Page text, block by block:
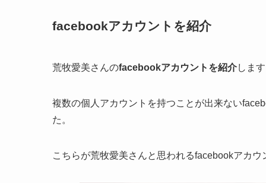
facebookアカウントを紹介
荒牧愛美さんのfacebookアカウントを紹介しま
複数の個人アカウントを持つことが出来ない
た。
こちらが荒牧愛美さんと思われるfacebookアカウ